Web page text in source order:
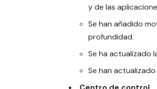
y de las
Se han añadido
profundidad.
Se ha actualizado
Se han